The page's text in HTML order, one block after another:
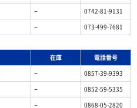
−
0742-81-9131
− 073-499-7681
在庫
電話番号
−
0857-39-9393
−
0852-59-5335
−
0868-05-2820